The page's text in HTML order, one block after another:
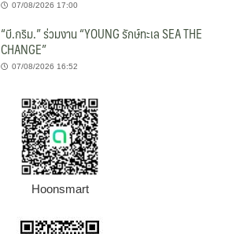
07/08/2026 17:00
“บี.กริม.” ร่วมงาน “YOUNG รักษ์ทะเล SEA THE
CHANGE”
07/08/2026 16:52
Hoonsmart